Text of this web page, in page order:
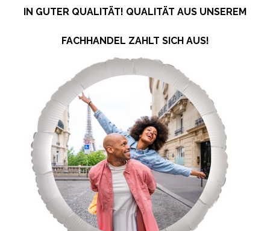
IN GUTER QUALITÄT! QUALITÄT AUS UNSEREM
FACHHANDEL ZAHLT SICH AUS!